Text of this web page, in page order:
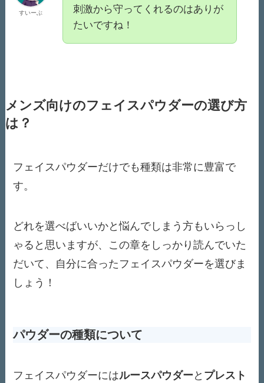
すいーぶ
刺激から守ってくれるのはありが
たいですね！
メンズ向けのフェイスパウダーの選び方
は？
フェイスパウダーだけでも種類は非常に豊富で
す。
どれを選べばいいかと悩んでしまう方もいらっし
ゃると思いますが、この章をしっかり読んでいた
だいて、自分に合ったフェイスパウダーを選びま
しょう！
パウダーの種類について
フェイスパウダーにはルースパウダー と プレスト